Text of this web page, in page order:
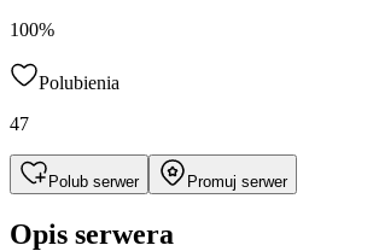
100%
Polubienia
47
Polub serwer Promuj serwer
Opis serwera